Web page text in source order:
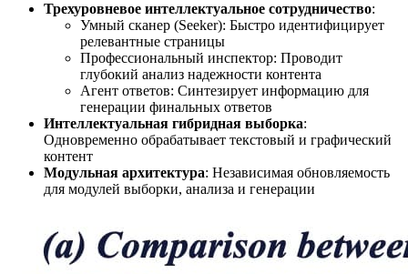
Трехуровневое интеллектуальное сотрудничество:
Умный сканер (Seeker): Быстро идентифицирует
релевантные страницы
Профессиональный инспектор: Проводит
глубокий анализ надежности контента
Агент ответов: Синтезирует информацию для
генерации финальных ответов
Интеллектуальная гибридная выборка:
Одновременно обрабатывает текстовый и графический
контент
Модульная архитектура: Независимая обновляемость
для модулей выборки, анализа и генерации